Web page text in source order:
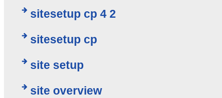
sitesetup cp 4 2
sitesetup cp
site setup
site overview